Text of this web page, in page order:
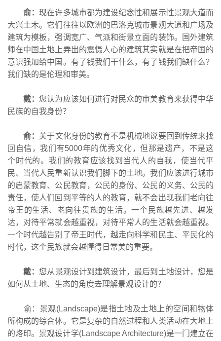
俞：现在许多城市都为建设纪念性和展示性景观大道而
大兴土木。它们往往以欧洲的巴洛克城市景观大道和广场及
建筑为模板，强调宽广、气派和街景立面的装饰。国外建筑
师在中国土地上弄出的震慑人心的建筑其实就是在把帝国的
意识强加给中国。有了钱我们干什么，有了钱我们缺什么？
我们缺的是伦理和审美。
戴：您认为应该如何进行对民众的审美教育来获得中华
民族的自我身份？
俞： 关于文化身份的教育不是机械地说要回到传统来找
回自信，我们有5000年的优秀文化，但那是遗产，不是这
个时代的。我们的教育应该找到当代人的自我，使当代平
民、当代人民重新认识我们脚下的土地。我们应该进行城市
的启蒙教育、公民教育，公民的身份、公民的义务、公民的
责任，使人们回到平等的人的教育，就不会出现我们老向往
帝王的生活、老向往贵族的生活。一个民族越先进、越发
达，对待平常就会越重视，对待平常人的生活就会越重视。
一个时代越告别了帝王时代，越走向科学和民主、平民化的
时代，这个民族就会越懂得日常美的重要。
戴：您从景观设计到建筑设计，最后到土地设计，您是
如何从土地、生态的角度去理解景观设计的？
俞：景观(Landscape)是指土地及土地上的空间和物体
所构成的综合体。它是复杂的自然过程和人类活动在大地上
的烙印。景观设计学(Landscape Architecture)是一门建立在